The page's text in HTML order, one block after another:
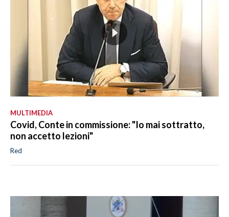
MULTIMEDIA
Covid, Conte in commissione: "Io mai sottratto,
non accetto lezioni"
Red